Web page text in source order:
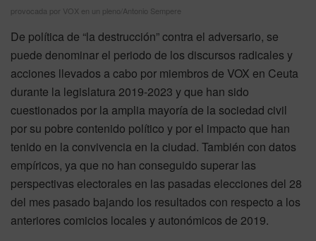
provocada por VOX en un pleno/Antonio Sempere
De política de “la destrucción” contra el adversario, se
puede denominar el periodo de los discursos radicales y
acciones llevados a cabo por miembros de VOX en Ceuta
durante la legislatura 2019-2023 y que han sido
cuestionados por la amplia mayoría de la sociedad civil
por su pobre contenido político y por el impacto que han
tenido en la convivencia en la ciudad. También con datos
empíricos, ya que no han conseguido superar las
perspectivas electorales en las pasadas elecciones del 28
del mes pasado bajando los resultados con respecto a los
anteriores comicios locales y autonómicos de 2019.